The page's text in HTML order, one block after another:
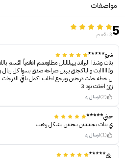
مواصفات
53 تقييم
شرو*****
بنات وشذا البراند يهبلللللل مظلوممم اعلامياً اقسم
وثاااااابت والباكجنق يهبل صراحه صدق يسوا كل
ل خطه خذت درجتين وبرجع اطلب اكمل باقي الدرجات
زززز اخذت نود 3
(2) ارسال رد
حني*****
ي بنات يجننننننن يجنننن بشكل رهيب
(1) ارسال رد
اري*****